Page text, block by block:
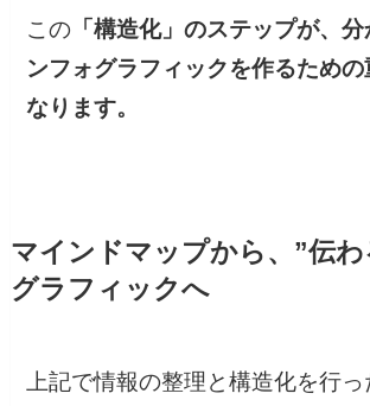
この 「構造化」のステップが、
ンフォグラフィックを作るための
なります。
マインドマップから、”伝わ
グラフィックへ
上記で情報の整理と構造化を行